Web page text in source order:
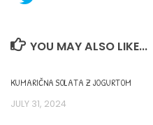
YOU MAY ALSO LIKE...
KUMARIČNA SOLATA Z JOGURTOM
JULY 31, 2024